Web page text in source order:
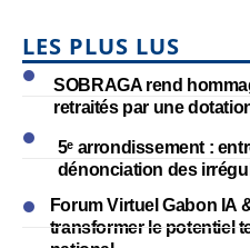
LES PLUS LUS
SOBRAGA rend
retraités par une
5ᵉ arrondissement :
dénonciation des
Forum Virtuel Gabon IA
transformer le potentiel